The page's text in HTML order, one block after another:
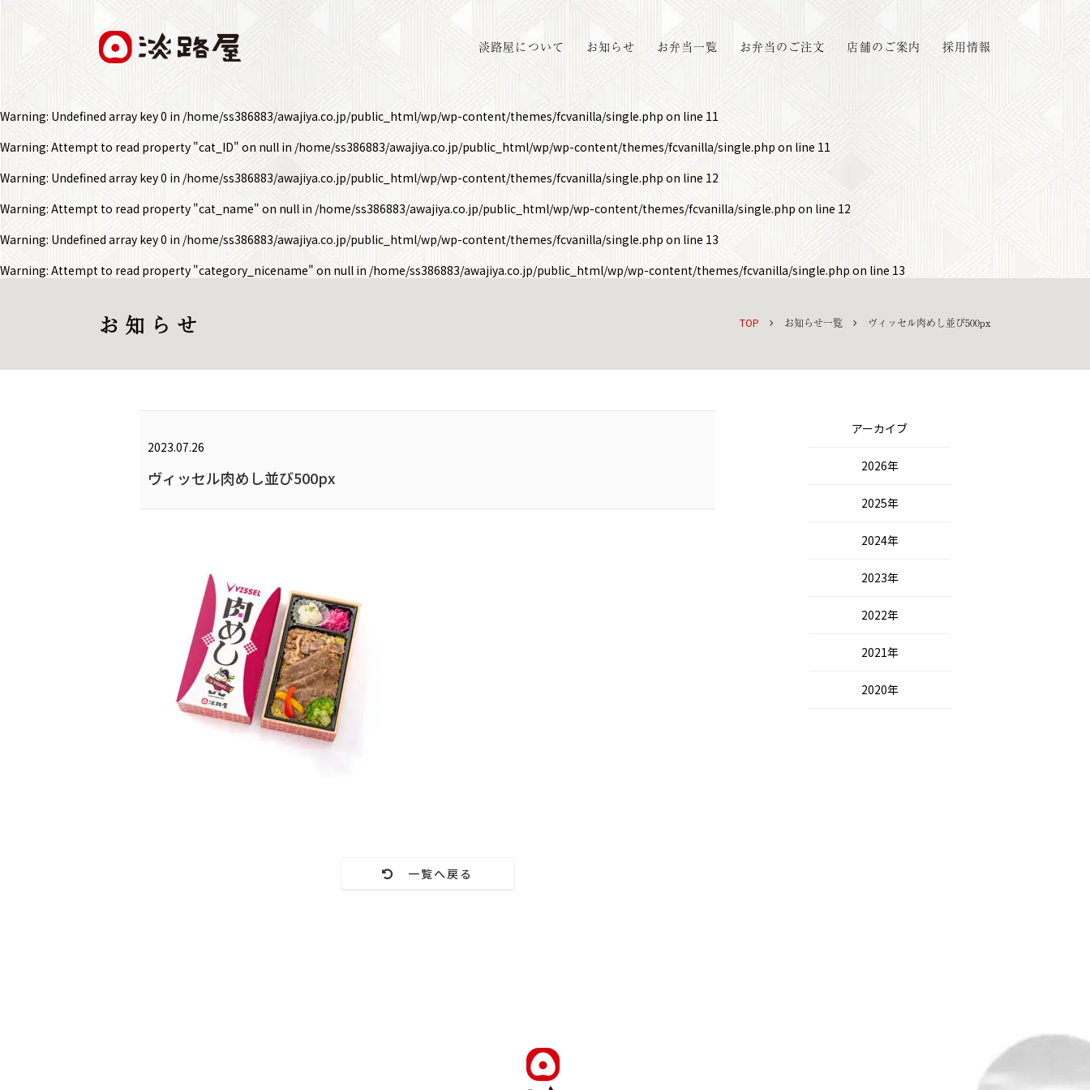
淡路屋について お知らせ お弁当一覧 お弁当のご注文 店舗のご案内 採用情報
Warning: Undefined array key 0 in /home/ss386883/awajiya.co.jp/public_html/wp/wp-content/themes/fcvanilla/single.php on line 11
Warning: Attempt to read property "cat_ID" on null in /home/ss386883/awajiya.co.jp/public_html/wp/wp-content/themes/fcvanilla/single.php on line 11
Warning: Undefined array key 0 in /home/ss386883/awajiya.co.jp/public_html/wp/wp-content/themes/fcvanilla/single.php on line 12
Warning: Attempt to read property "cat_name" on null in /home/ss386883/awajiya.co.jp/public_html/wp/wp-content/themes/fcvanilla/single.php on line 12
Warning: Undefined array key 0 in /home/ss386883/awajiya.co.jp/public_html/wp/wp-content/themes/fcvanilla/single.php on line 13
Warning: Attempt to read property "category_nicename" on null in /home/ss386883/awajiya.co.jp/public_html/wp/wp-content/themes/fcvanilla/single.php on line 13
お 知 ら せ TOP お知らせ一覧 ヴィッセル肉めし並び500px
2023.07.26
ヴィッセル肉めし並び500px
一覧へ戻る
アーカイブ
2026年
2025年
2024年
2023年
2022年
2021年
2020年